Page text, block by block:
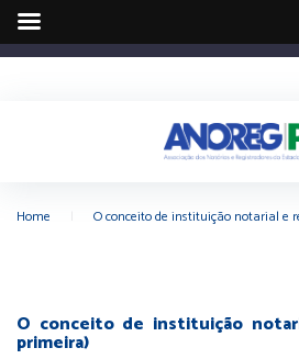
Home O conceito de instituição notarial e
O conceito de instituição
primeira)